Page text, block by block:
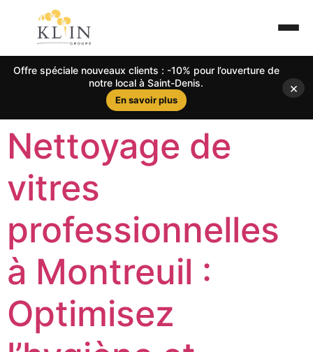
Offre spéciale nouveaux clients : -10% pour l’ouverture de
notre local à Saint-Denis.
En savoir plus
×
Nettoyage de
vitres
professionnelles
à Montreuil :
Optimisez